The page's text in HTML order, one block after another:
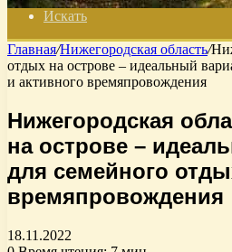
Искать
Главная/Нижегородская область/
отдых на острове – идеальный
и активного времяпровождения
Нижегородская
на острове –
для семейного
времяпровождения
18.11.2022